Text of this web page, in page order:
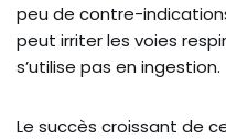
peu de contre-
peut irriter les voies
s’utilise pas en ingestion.
Le succès croissant de